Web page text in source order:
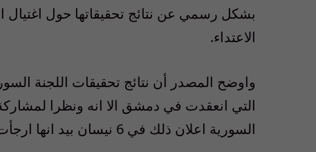
بشكل رسمي عن نتائج تحقيقاتها حول
الاعتداء.
واوضح المصدر أن نتائج تحقيقات اللجنة
التي انعقدت في دمشق الا انه ونظرا
السورية اعلان ذلك في 6 نيسان بيد انها ارجأت اعلانه مرة اخري